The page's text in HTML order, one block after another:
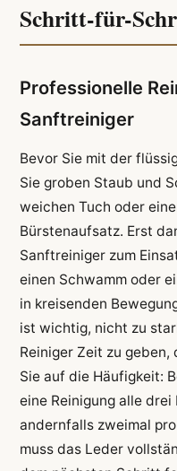
Schritt-für-
Professionelle
Sanftreiniger
Bevor Sie mit der
Sie groben Staub und
weichen Tuch oder
Bürstenaufsatz. Erst
Sanftreiniger zum
einen Schwamm oder
in kreisenden
ist wichtig, nicht zu
Reiniger Zeit zu geben,
Sie auf die Häufigkeit:
eine Reinigung alle
andernfalls zweimal
muss das Leder